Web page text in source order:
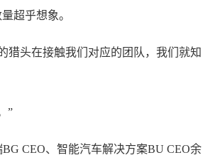
超乎想象。
猎头在接触我们对应的团队，我们就知
”
CEO、智能汽车解决方案BU CEO余